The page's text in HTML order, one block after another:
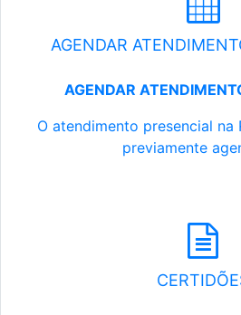
AGENDAR
AGENDAR
O atendimento presencial na
previamente